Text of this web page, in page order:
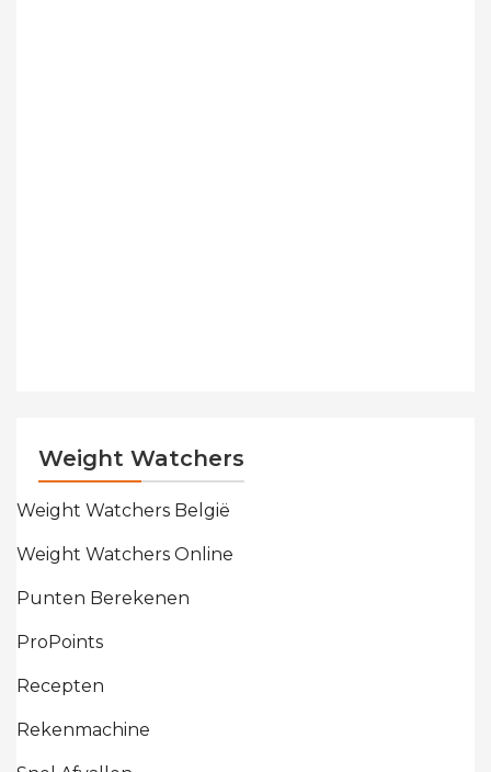
Weight Watchers
Weight Watchers België
Weight Watchers Online
Punten Berekenen
ProPoints
Recepten
Rekenmachine